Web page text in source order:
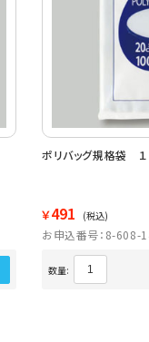
ポリバッグ規格袋 １
￥491 (税込)
お申込番号：8-608-
数量: